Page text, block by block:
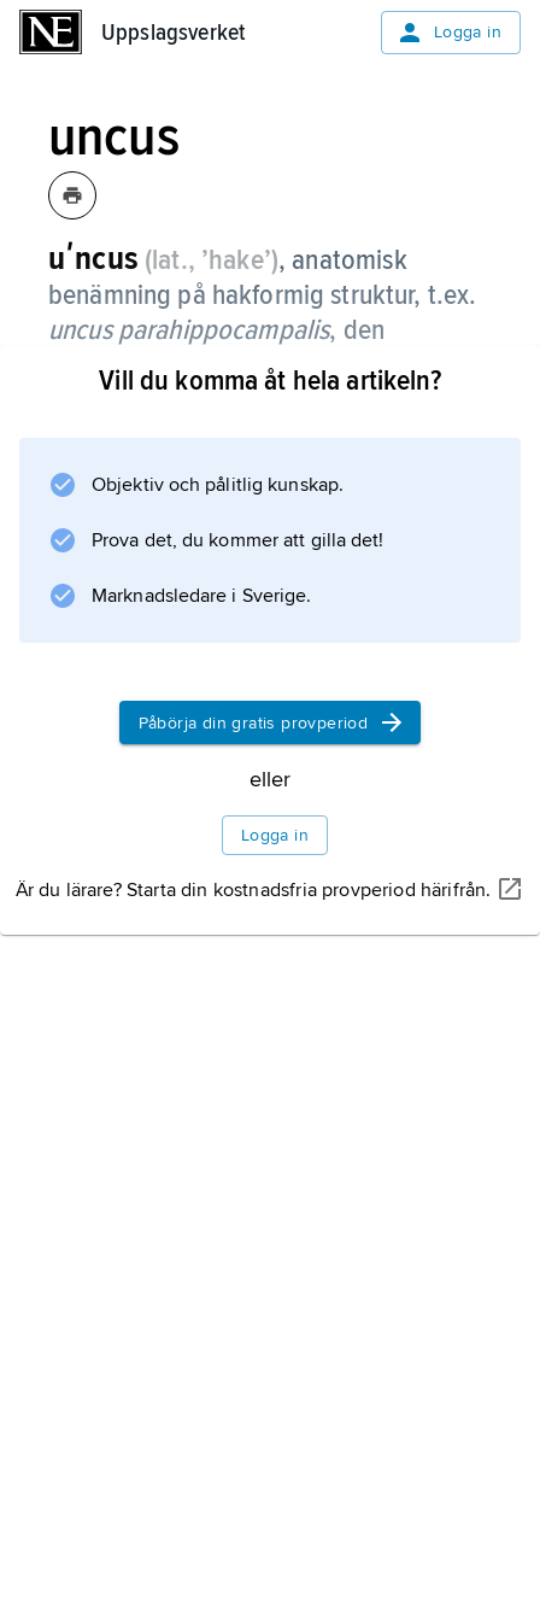
Uppslagsverket Logga in
uncus
uʹncus (lat., ’hake’), anatomisk
benämning på hakformig struktur, t.ex.
uncus parahippocampalis, den
hakformiga vindlingen på insidan av
hjärnhemisfärens tinninglob.
Information om artikeln
Vill du komma åt hela artikeln?
Objektiv och pålitlig kunskap.
Prova det, du kommer att gilla det!
Marknadsledare i Sverige.
Påbörja din gratis provperiod
eller
Logga in
Är du lärare? Starta din kostnadsfria provperiod härifrån.